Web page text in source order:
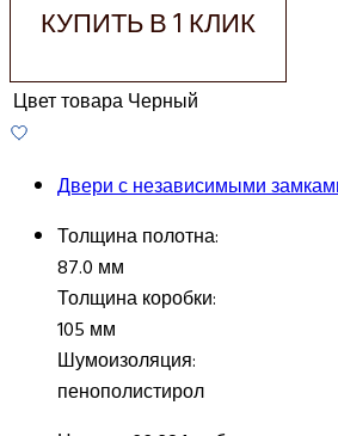
КУПИТЬ В 1 КЛИК
Цвет товараЧерный
Двери с независимыми
Толщина полотна:
87.0 мм
Толщина коробки:
105 мм
Шумоизоляция:
пенополистирол